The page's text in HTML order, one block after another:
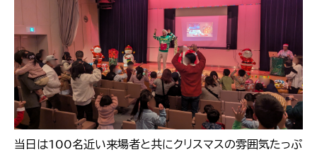
当日は100名近い来場者と共にクリスマスの雰囲気たっぷ